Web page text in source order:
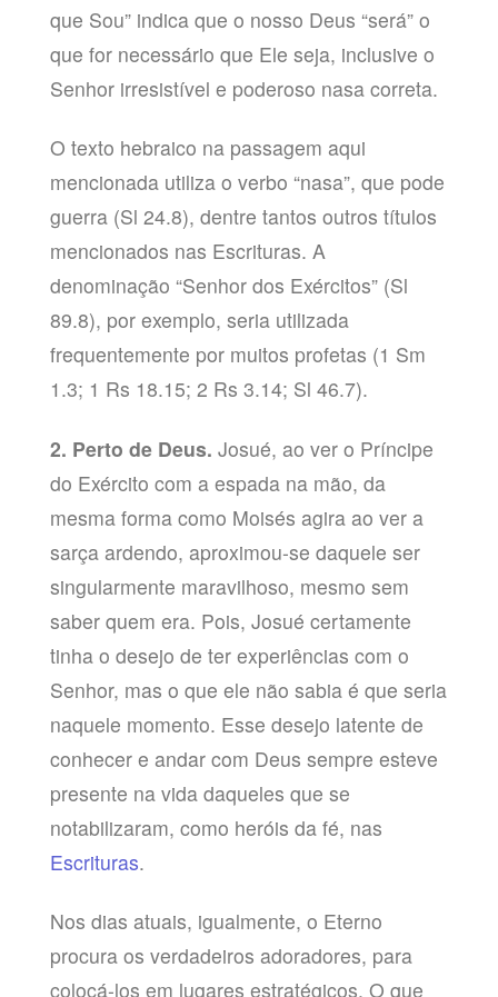
que Sou” indica que o nosso Deus “será” o
que for necessário que Ele seja, inclusive o
Senhor irresistível e poderoso nasa correta.
O texto hebraico na passagem aqui
mencionada utiliza o verbo “nasa”, que pode
guerra (Sl 24.8), dentre tantos outros títulos
mencionados nas Escrituras. A
denominação “Senhor dos Exércitos” (Sl
89.8), por exemplo, seria utilizada
frequentemente por muitos profetas (1 Sm
1.3; 1 Rs 18.15; 2 Rs 3.14; Sl 46.7).
2. Perto de Deus. Josué, ao ver o Príncipe
do Exército com a espada na mão, da
mesma forma como Moisés agira ao ver a
sarça ardendo, aproximou-se daquele ser
singularmente maravilhoso, mesmo sem
saber quem era. Pois, Josué certamente
tinha o desejo de ter experiências com o
Senhor, mas o que ele não sabia é que seria
naquele momento. Esse desejo latente de
conhecer e andar com Deus sempre esteve
presente na vida daqueles que se
notabilizaram, como heróis da fé, nas
Escrituras.
Nos dias atuais, igualmente, o Eterno
procura os verdadeiros adoradores, para
colocá-los em lugares estratégicos. O que